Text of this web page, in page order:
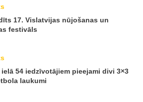
17. Vislatvijas nūjošanas un
festivāls
ielā 54 iedzīvotājiem pieejami divi 3×3
laukumi